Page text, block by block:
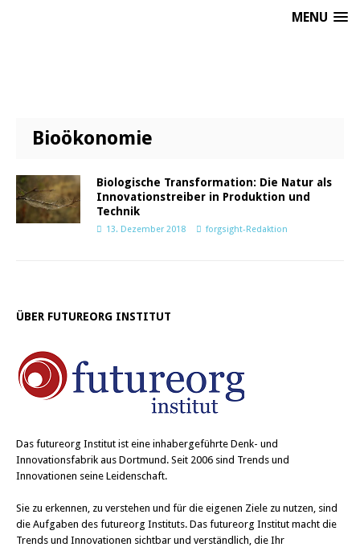
MENU
Bioökonomie
Biologische Transformation: Die Natur als
Innovationstreiber in Produktion und
Technik
13. Dezember 2018 forgsight-Redaktion
ÜBER FUTUREORG INSTITUT
Das futureorg Institut ist eine inhabergeführte Denk- und
Innovationsfabrik aus Dortmund. Seit 2006 sind Trends und
Innovationen seine Leidenschaft.
Sie zu erkennen, zu verstehen und für die eigenen Ziele zu nutzen, sind
die Aufgaben des futureorg Instituts. Das futureorg Institut macht die
Trends und Innovationen sichtbar und verständlich, die Ihr